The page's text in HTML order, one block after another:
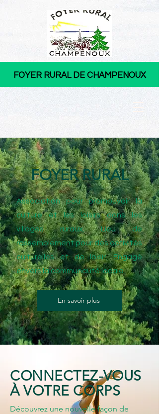
FOYER RURAL DE CHAMPENOUX
FOYER RURAL
Association pour promouvoir la
culture et les loisirs dans les
villages ruraux. Lieu de
rassemblement pour des activités
culturelles et de loisir. Engagé
envers la communauté locale.
En savoir plus
CONNECTEZ-VOUS
À VOTRE CORPS
Découvrez une nouvelle façon de